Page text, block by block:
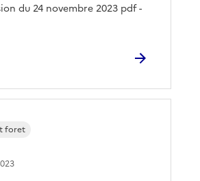
du 24 novembre 2023 pdf -
foret